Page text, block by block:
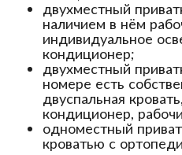
двухместный
наличием в нём
индивидуальное
кондиционер;
двухместный
номере есть
двуспальная
кондиционер,
одноместный
кроватью с